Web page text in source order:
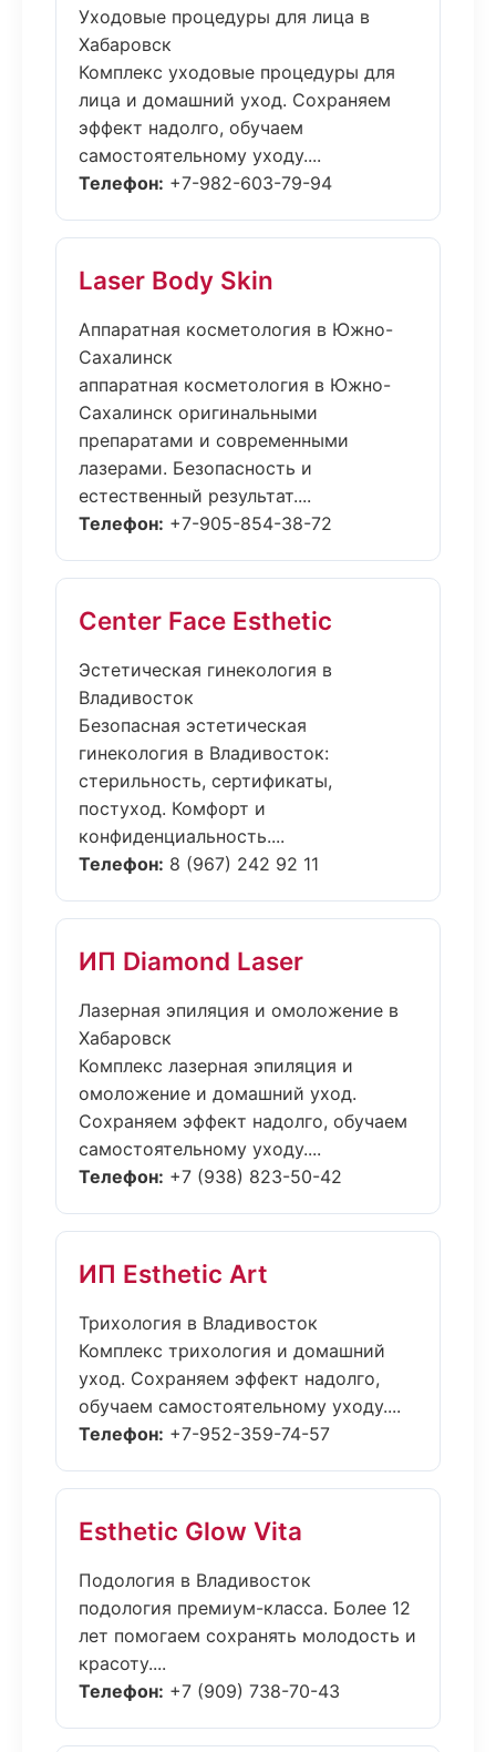
Уходовые процедуры для лица в
Хабаровск
Комплекс уходовые процедуры для
лица и домашний уход. Сохраняем
эффект надолго, обучаем
самостоятельному уходу....
Телефон: +7-982-603-79-94
Laser Body Skin
Аппаратная косметология в Южно-
Сахалинск
аппаратная косметология в Южно-
Сахалинск оригинальными
препаратами и современными
лазерами. Безопасность и
естественный результат....
Телефон: +7-905-854-38-72
Center Face Esthetic
Эстетическая гинекология в
Владивосток
Безопасная эстетическая
гинекология в Владивосток:
стерильность, сертификаты,
постуход. Комфорт и
конфиденциальность....
Телефон: 8 (967) 242 92 11
ИП Diamond Laser
Лазерная эпиляция и омоложение в
Хабаровск
Комплекс лазерная эпиляция и
омоложение и домашний уход.
Сохраняем эффект надолго, обучаем
самостоятельному уходу....
Телефон: +7 (938) 823-50-42
ИП Esthetic Art
Трихология в Владивосток
Комплекс трихология и домашний
уход. Сохраняем эффект надолго,
обучаем самостоятельному уходу....
Телефон: +7-952-359-74-57
Esthetic Glow Vita
Подология в Владивосток
подология премиум-класса. Более 12
лет помогаем сохранять молодость и
красоту....
Телефон: +7 (909) 738-70-43